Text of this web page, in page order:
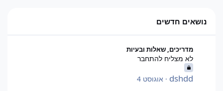
נושאים חדשים
מדריכים, שאלות ובעיות
לא מצליח להתחבר
dshdd
· אוגוסט 4